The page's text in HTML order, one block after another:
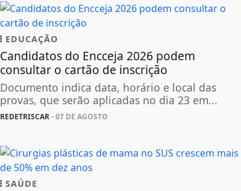
EDUCAÇÃO
Candidatos do Encceja 2026 podem
consultar o cartão de inscrição
Documento indica data, horário e local das
provas, que serão aplicadas no dia 23 em...
REDETRISCAR- 07 DE AGOSTO
SAÚDE